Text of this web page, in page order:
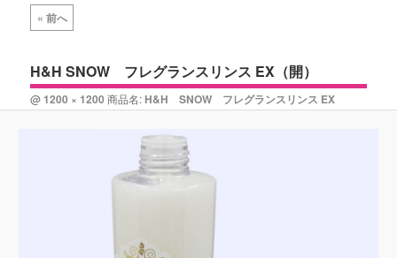
テ
ン
ン
ツ
画
像
ビ
ゲ
ー
« 前へ
H&H SNOW フレグランスリンス EX（開）
@ 1200 × 1200 商品名: H&H SNOW フレグランスリンス EX